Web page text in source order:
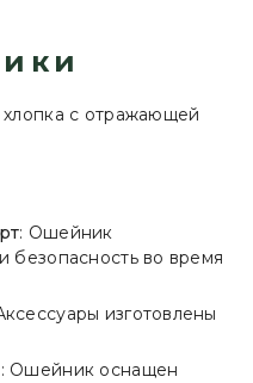
с отражающей
: Ошейник
безопасность во время
изготовлены
: Ошейник оснащен